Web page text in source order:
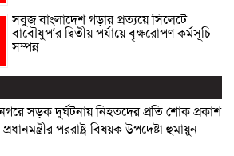
সবুজ বাংলাদেশ গড়ার প্রত্যয়ে সিলেটে
বাবৌযুপ’র দ্বিতীয় পর্যায়ে বৃক্ষরোপণ কর্মসূচি
সম্পন্ন
সড়ক দুর্ঘটনায় নিহতদের প্রতি শোক প্রকাশ
পররাষ্ট্র বিষয়ক উপদেষ্টা হুমায়ুন